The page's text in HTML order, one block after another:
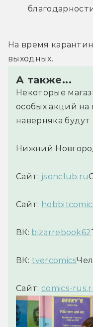
На время
выходных.
А также...
Некоторые
особых акций на
наверняка
Нижний
Сайт: jsonclub.ru
Сайт:
ВК: bizarrebook62
ВК: tvercomics
Сайт: comics-